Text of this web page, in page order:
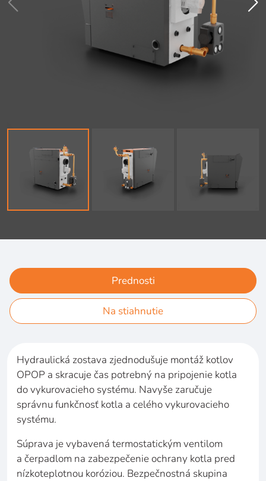
Prednosti
Na stiahnutie
Hydraulická zostava zjednodušuje montáž kotlov
OPOP a skracuje čas potrebný na pripojenie kotla
do vykurovacieho systému. Navyše zaručuje
správnu funkčnosť kotla a celého vykurovacieho
systému.
Súprava je vybavená termostatickým ventilom
a čerpadlom na zabezpečenie ochrany kotla pred
nízkoteplotnou koróziou. Bezpečnostná skupina